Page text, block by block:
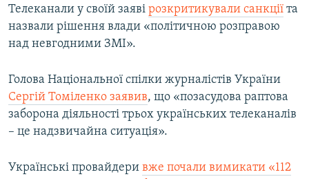
Телеканали у своїй заяві розкритикували санкції та
назвали рішення влади «політичною розправою
над невгодними ЗМІ».
Голова Національної спілки журналістів України
Сергій Томіленко заявив, що «позасудова раптова
заборона діяльності трьох українських телеканалів
– це надзвичайна ситуація».
Українські провайдери вже почали вимикати «112